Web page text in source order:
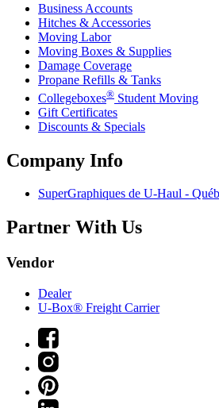
Business Accounts
Hitches & Accessories
Moving Labor
Moving Boxes & Supplies
Damage Coverage
Propane Refills & Tanks
Collegeboxes® Student Moving
Gift Certificates
Discounts & Specials
Company Info
SuperGraphiques de U-Haul -
Partner With Us
Vendor
Dealer
U-Box® Freight Carrier